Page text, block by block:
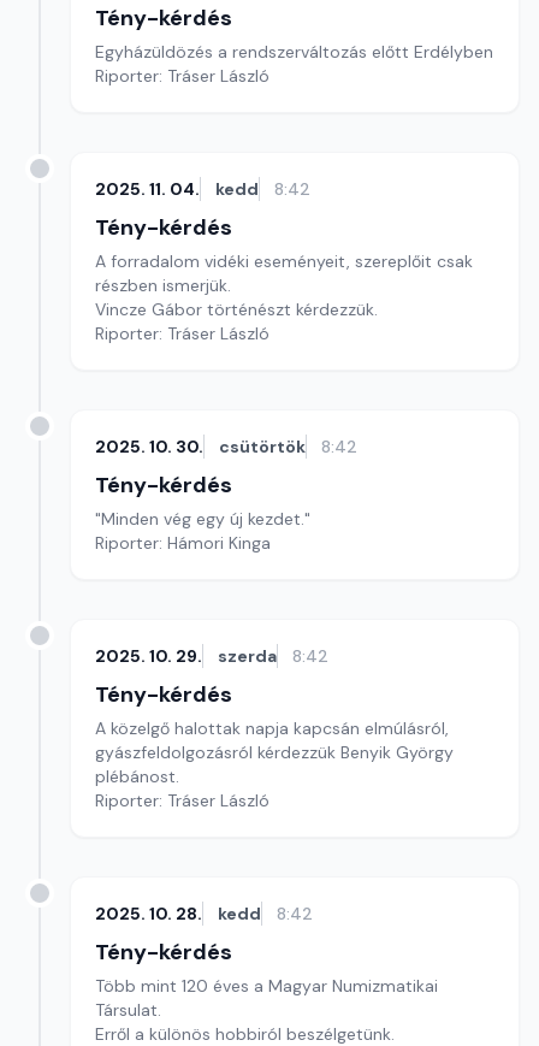
Tény-kérdés
Egyházüldözés a rendszerváltozás előtt Erdélyben
Riporter: Tráser László
2025. 11. 04. kedd 8:42
Tény-kérdés
A forradalom vidéki eseményeit, szereplőit csak
részben ismerjük.
Vincze Gábor történészt kérdezzük.
Riporter: Tráser László
2025. 10. 30. csütörtök 8:42
Tény-kérdés
"Minden vég egy új kezdet."
Riporter: Hámori Kinga
2025. 10. 29. szerda 8:42
Tény-kérdés
A közelgő halottak napja kapcsán elmúlásról,
gyászfeldolgozásról kérdezzük Benyik György
plébánost.
Riporter: Tráser László
2025. 10. 28. kedd 8:42
Tény-kérdés
Több mint 120 éves a Magyar Numizmatikai
Társulat.
Erről a különös hobbiról beszélgetünk.